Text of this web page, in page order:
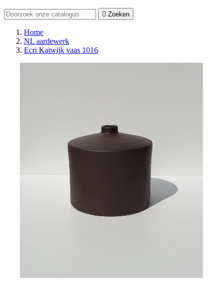
 Zoeken
Home
NL aardewerk
Ecri Katwijk vaas 1016